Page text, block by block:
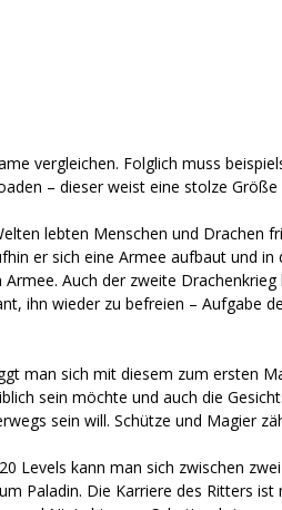
vergleichen. Folglich muss
– dieser weist eine stolze
lebten Menschen und
er sich eine Armee aufbaut und
Auch der zweite
ihn wieder zu befreien – Aufgabe
man sich mit diesem zum ersten
sein möchte und auch die
sein will. Schütze und Magier
Levels kann man sich zwischen
Paladin. Die Karriere des Ritters